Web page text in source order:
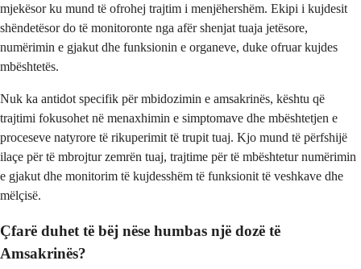
mjekësor ku mund të ofrohej trajtim i menjëhershëm. Ekipi i kujdesit
shëndetësor do të monitoronte nga afër shenjat tuaja jetësore,
numërimin e gjakut dhe funksionin e organeve, duke ofruar kujdes
mbështetës.
Nuk ka antidot specifik për mbidozimin e amsakrinës, kështu që
trajtimi fokusohet në menaxhimin e simptomave dhe mbështetjen e
proceseve natyrore të rikuperimit të trupit tuaj. Kjo mund të përfshijë
ilaçe për të mbrojtur zemrën tuaj, trajtime për të mbështetur numërimin
e gjakut dhe monitorim të kujdesshëm të funksionit të veshkave dhe
mëlçisë.
Çfarë duhet të bëj nëse humbas një dozë të
Amsakrinës?